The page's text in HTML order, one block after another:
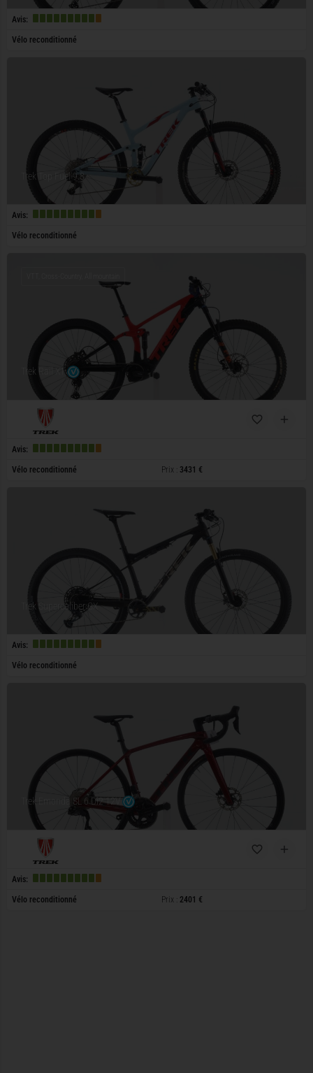
Avis:
Vélo reconditionné
Trek Top Fuel 9.8
Avis:
Vélo reconditionné
Trek Rail XT
Avis:
Vélo reconditionné Prix : 3431 €
Trek Supercaliber GX
Avis:
Vélo reconditionné
Trek Emonda SL 6 Di2 12V
Avis:
Vélo reconditionné Prix : 2401 €